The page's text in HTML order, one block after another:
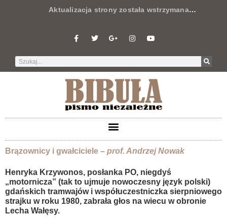
Aktualizacja strony została wstrzymana…
Brązownicy i gwałciciele – prof. Andrzej Nowak
Henryka Krzywonos, posłanka PO, niegdyś
„motornicza” (tak to ujmuje nowoczesny język polski)
gdańskich tramwajów i współuczestniczka sierpniowego
strajku w roku 1980, zabrała głos na wiecu w obronie
Lecha Wałęsy.